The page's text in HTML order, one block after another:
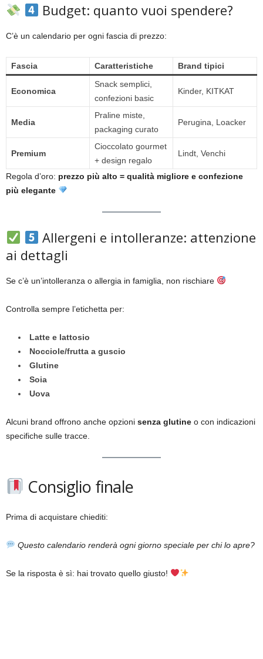
Budget: quanto vuoi spendere?
C’è un calendario per ogni fascia di prezzo:
Fascia Caratteristiche Brand tipici
Economica
Snack semplici,
confezioni basic
Kinder, KITKAT
Media
Praline miste,
packaging curato
Perugina, Loacker
Premium
Cioccolato gourmet
+ design regalo
Lindt, Venchi
Regola d’oro: prezzo più alto = qualità migliore e confezione
più elegante
Allergeni e intolleranze: attenzione
ai dettagli
Se c’è un’intolleranza o allergia in famiglia, non rischiare
Controlla sempre l’etichetta per:
Latte e lattosio
Nocciole/frutta a guscio
Glutine
Soia
Uova
Alcuni brand offrono anche opzioni senza glutine o con indicazioni
specifiche sulle tracce.
Consiglio finale
Prima di acquistare chiediti:
Questo calendario renderà ogni giorno speciale per chi lo apre?
Se la risposta è sì: hai trovato quello giusto!